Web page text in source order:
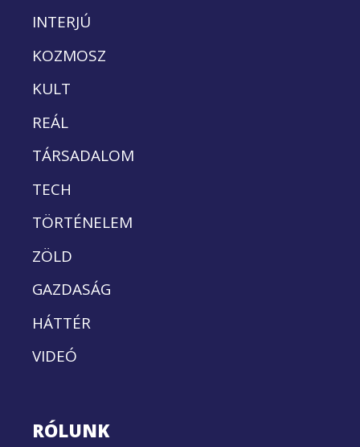
INTERJÚ
KOZMOSZ
KULT
REÁL
TÁRSADALOM
TECH
TÖRTÉNELEM
ZÖLD
GAZDASÁG
HÁTTÉR
VIDEÓ
RÓLUNK